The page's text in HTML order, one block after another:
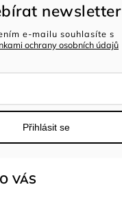
VÁS
newsletter
e-mailu souhlasíte s
ochrany osobních údajů
Přihlásit se